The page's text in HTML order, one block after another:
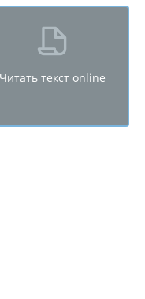
Читать текст online